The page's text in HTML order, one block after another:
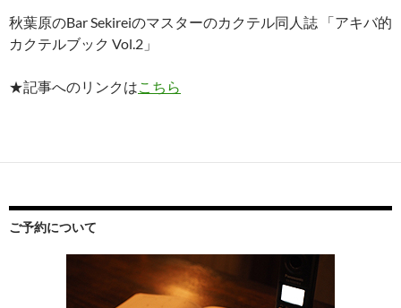
秋葉原のBar Sekireiのマスターのカクテル同人誌 「アキバ的
カクテルブック Vol.2」
★記事へのリンクは こちら
ご予約について